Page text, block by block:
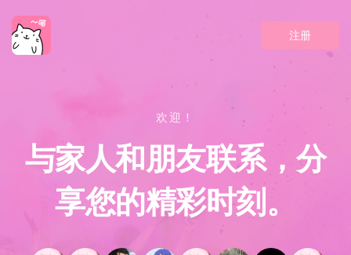
注册
欢迎！
与家人和朋友联系，分
享您的精彩时刻。